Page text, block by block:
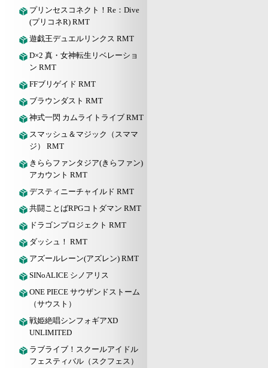
プリンセスコネクト！Re：Dive
(プリコネR) RMT
遊戯王デュエルリンクス RMT
D×2 真・女神転生リベレーショ
ン RMT
FFブリゲイド RMT
ブラウンダスト RMT
神式一閃 カムライトライブ RMT
スマッシュ＆マジック（スママ
ジ） RMT
きららファンタジア(きらファン)
アカウント RMT
デスティニーチャイルド RMT
共闘ことばRPGコトダマン RMT
ドラゴンプロジェクト RMT
ダッシュ！ RMT
アズールレーン(アズレン) RMT
SINoALICE シノアリス
ONE PIECE サウザンドストーム
（サウスト）
戦姫絶唱シンフォギアXD
UNLIMITED
ラブライブ！スクールアイドル
フェスティバル（スクフェス）